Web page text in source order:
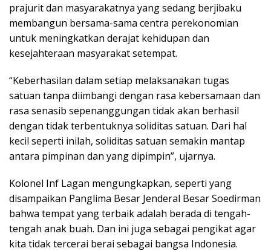
prajurit dan masyarakatnya yang sedang berjibaku
membangun bersama-sama centra perekonomian
untuk meningkatkan derajat kehidupan dan
kesejahteraan masyarakat setempat.
“Keberhasilan dalam setiap melaksanakan tugas
satuan tanpa diimbangi dengan rasa kebersamaan dan
rasa senasib sepenanggungan tidak akan berhasil
dengan tidak terbentuknya soliditas satuan. Dari hal
kecil seperti inilah, soliditas satuan semakin mantap
antara pimpinan dan yang dipimpin”, ujarnya.
Kolonel Inf Lagan mengungkapkan, seperti yang
disampaikan Panglima Besar Jenderal Besar Soedirman
bahwa tempat yang terbaik adalah berada di tengah-
tengah anak buah. Dan ini juga sebagai pengikat agar
kita tidak tercerai berai sebagai bangsa Indonesia.